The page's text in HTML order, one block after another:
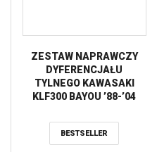
ZESTAW NAPRAWCZY
DYFERENCJAŁU
TYLNEGO KAWASAKI
KLF300 BAYOU ’88-’04
BESTSELLER